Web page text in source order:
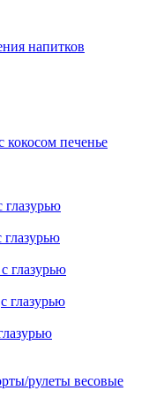
напитков
кокосом печенье
глазурью
глазурью
глазурью
глазурью
рулеты весовые